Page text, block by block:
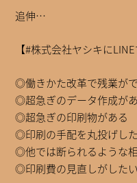
追伸…
【#株式会社ヤシキに
◎働きかた改革で残業が
◎超急ぎのデータ作成が
◎超急ぎの印刷物がある
◎印刷の手配を丸投げし
◎他では断られるような
◎印刷費の見直しがしたい